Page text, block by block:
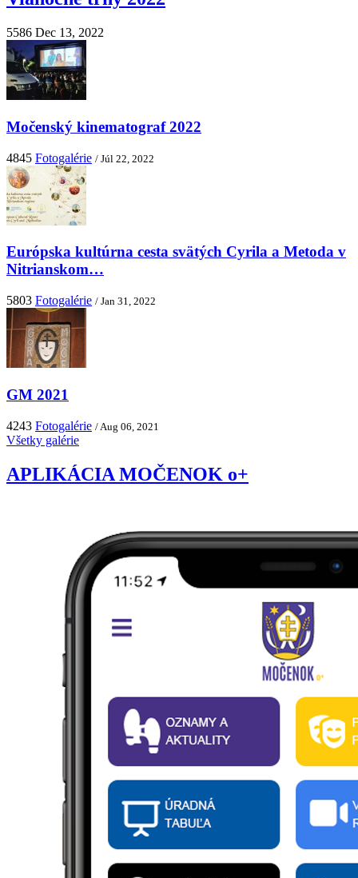
5586 Dec 13, 2022
Močenský kinematograf 2022
4845 Fotogalérie / Júl 22, 2022
Európska kultúrna cesta svätých Cyrila a Metoda v
Nitrianskom…
5803 Fotogalérie / Jan 31, 2022
GM 2021
4243 Fotogalérie / Aug 06, 2021
Všetky galérie
APLIKÁCIA MOČENOK o+